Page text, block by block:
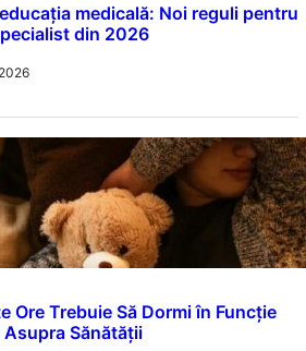
medicală: Noi reguli pentru
din 2026
Ore Trebuie Să Dormi în Funcție
Sănătății